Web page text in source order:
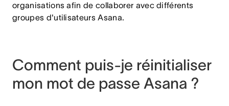
organisations afin de collaborer avec différents
groupes d'utilisateurs Asana.
Comment puis-je réinitialiser
mon mot de passe Asana ?